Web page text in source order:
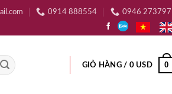
0914 888554 0946 273797
GIỎ HÀNG / 0USD 0